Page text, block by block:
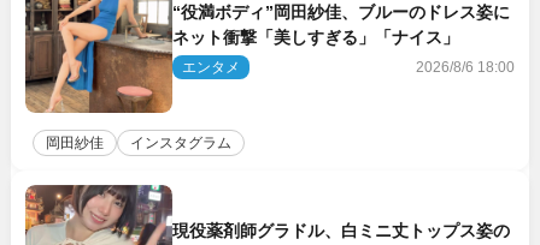
“役満ボディ”岡田紗佳、ブルーのドレス姿に
ネット衝撃「美しすぎる」「ナイス」
エンタメ 2026/8/6 18:00
岡田紗佳 インスタグラム
現役薬剤師グラドル、白ミニ丈トップス姿の